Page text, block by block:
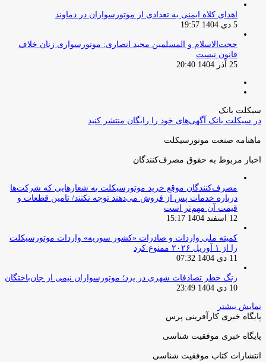
اهدای کلاه ایمنی به تعدادی از موتورسواران در دماوند
5 دی 1404 19:57
حجت‌الاسلام و المسلمین مجید انصاری: موتورسواری زنان خلاف
قانون نیست
25 آذر 1404 20:40
سیکلت بانک
در سیکلت بانک آگهی‌های خود را رایگان منتشر کنید
ماهنامه صنعت موتورسیکلت
اخبار مربوط به حقوق مصرف‌کنندگان
مصرف‌کنندگان موقع خرید موتورسیکلت به شعارهایی که شرکت‌ها
درباره خدمات پس از فروش می‌دهند توجه نکنند/ تامین قطعات و
قیمت آن مهم‌تر است
12 اسفند 1404 15:17
کمیته ملی واردات و صادرات «کشور سوریه» واردات موتورسیکلت
را از ۱ آوریل ۲۰۲۶ ممنوع کرد
11 دی 1404 07:32
زنگ خطر تصادفات شهری در یزد؛ موتورسواران نیمی از جان‌باختگان
10 دی 1404 23:49
نمایش بیشتر
پایگاه خبری کارآفرینی پرس
پایگاه خبری موفقیت شناسی
انتشارات کتاب موفقیت شناسی